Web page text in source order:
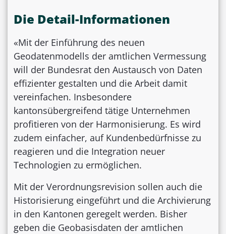
Die Detail-Informationen
«Mit der Einführung des neuen
Geodatenmodells der amtlichen Vermessung
will der Bundesrat den Austausch von Daten
effizienter gestalten und die Arbeit damit
vereinfachen. Insbesondere
kantonsübergreifend tätige Unternehmen
profitieren von der Harmonisierung. Es wird
zudem einfacher, auf Kundenbedürfnisse zu
reagieren und die Integration neuer
Technologien zu ermöglichen.
Mit der Verordnungsrevision sollen auch die
Historisierung eingeführt und die Archivierung
in den Kantonen geregelt werden. Bisher
geben die Geobasisdaten der amtlichen